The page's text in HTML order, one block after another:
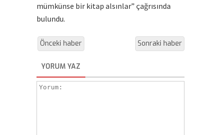
mümkünse bir kitap alsınlar” çağrısında
bulundu.
Önceki haber Sonraki haber
YORUM YAZ